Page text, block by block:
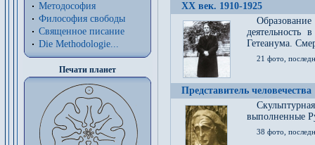
Методософия
Философия cвободы
Священное писание
Die Methodologie...
Печати планет
XX век. 1910-1925
Образование
деятельность
Гетеанума.
21 фото,
Представитель человечества
выполненные
38 фото,